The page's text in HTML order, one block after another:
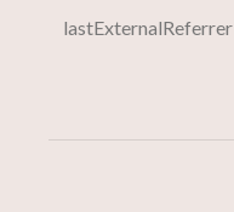
lastExternalReferrer